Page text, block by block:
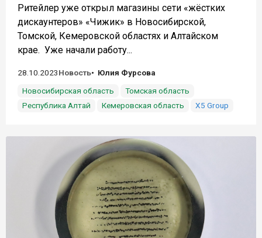
Ритейлер уже открыл магазины сети «жёстких
дискаунтеров» «Чижик» в Новосибирской,
Томской, Кемеровской областях и Алтайском
крае. Уже начали работу...
28.10.2023Новость
Юлия Фурсова
Новосибирская область
Томская область
Республика Алтай
Кемеровская область X5 Group